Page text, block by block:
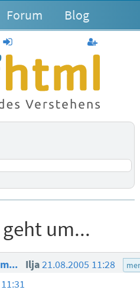
Forum Blog
anmelden
um...
Ilja21.08.2005 11:28